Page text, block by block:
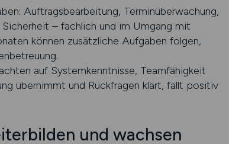
Auftragsbearbeitung, Terminüberwachung,
– fachlich und im Umgang mit
können zusätzliche Aufgaben folgen,
auf Systemkenntnisse, Teamfähigkeit
übernimmt und Rückfragen klärt, fällt positiv
und wachsen